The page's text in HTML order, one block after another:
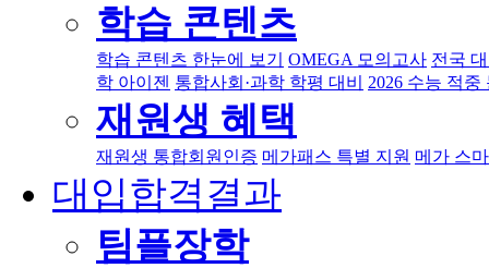
학습 콘텐츠
학습 콘텐츠 한눈에 보기 OMEGA 모의고사 전국
학 아이젠 통합사회·과학 학평 대비 2026 수능 적중
재원생 혜택
재원생 통합회원인증 메가패스 특별 지원 메가 스
대입합격결과
팀플장학